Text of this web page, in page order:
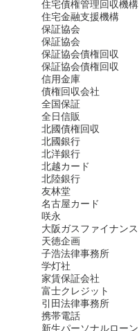
住宅債権管理回収機構
住宅金融支援機構
保証協会
保証協会
保証協会債権回収
保証協会債権回収
信用金庫
債権回収会社
全国保証
全日信販
北國債権回収
北國銀行
北洋銀行
北越カード
北陸銀行
友林堂
名古屋カード
咲永
大阪ガスファイナンス
天徳企画
子浩法律事務所
学灯社
家賃保証会社
富士クレジット
引田法律事務所
携帯電話
新生パーソナルローン